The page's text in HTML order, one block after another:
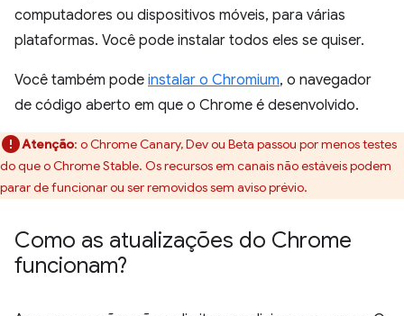
computadores ou dispositivos móveis, para várias
plataformas. Você pode instalar todos eles se quiser.
Você também pode instalar o Chromium, o navegador
de código aberto em que o Chrome é desenvolvido.
Atenção: o Chrome Canary, Dev ou Beta passou por menos testes
do que o Chrome Stable. Os recursos em canais não estáveis podem
parar de funcionar ou ser removidos sem aviso prévio.
Como as atualizações do Chrome
funcionam?